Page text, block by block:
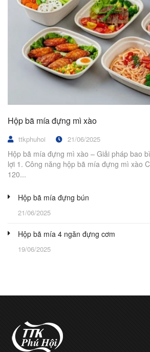
Hộp bã mía đựng mì xào
ttkphuhoi 21/06/2025
Hộp bã mía đựng mì xào – Giải pháp bao
lợi 1. Công năng hộp bã mía đựng mì xào
120...
Hộp bã mía đựng bún
21/06/2025
Hộp bã mía 4 ngăn đựng cơm
19/06/2025